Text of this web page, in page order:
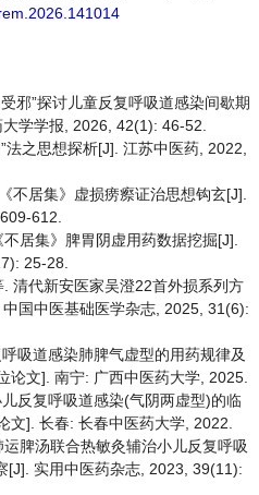
邪”探讨儿童反复呼吸道感染间歇期
学学报, 2026, 42(1): 46-52.
法之思想探析[J]. 江苏中医药, 2022,
不居集》虚损痨瘵证治思想钩玄[J].
612.
居集》脾胃阴虚用药数据挖掘[J].
25-28.
清代新安医家吴澄22首外损系列方
国中医基础医学杂志, 2025, 31(6):
吸道感染肺脾气虚型的用药规律及
论文]. 南宁: 广西中医药大学, 2025.
反复呼吸道感染(气阴两虚型)的临
文]. 长春: 长春中医药大学, 2022.
脾汤联合热敏灸辅治小儿反复呼吸
[J]. 实用中医药杂志, 2023, 39(11):